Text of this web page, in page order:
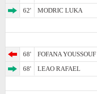
62'
MODRIC LUKA
68'
FOFANA YOUSSOUF
68'
LEAO RAFAEL